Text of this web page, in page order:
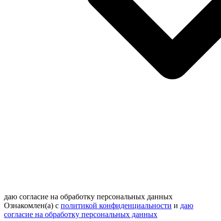
даю согласие на обработку персональных данных
Ознакомлен(а) с политикой конфиденциальности и даю
согласие на обработку персональных данных